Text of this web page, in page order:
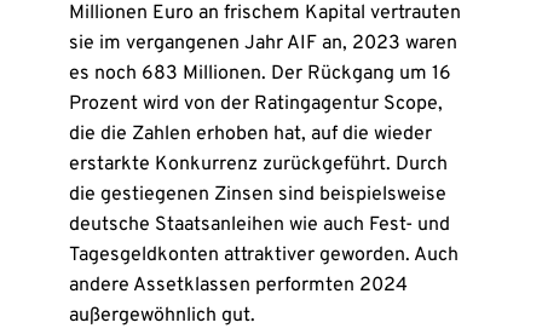
Millionen Euro an frischem Kapital vertrauten
sie im vergangenen Jahr AIF an, 2023 waren
es noch 683 Millionen. Der Rückgang um 16
Prozent wird von der Ratingagentur Scope,
die die Zahlen erhoben hat, auf die wieder
erstarkte Konkurrenz zurückgeführt. Durch
die gestiegenen Zinsen sind beispielsweise
deutsche Staatsanleihen wie auch Fest- und
Tagesgeldkonten attraktiver geworden. Auch
andere Assetklassen performten 2024
außergewöhnlich gut.